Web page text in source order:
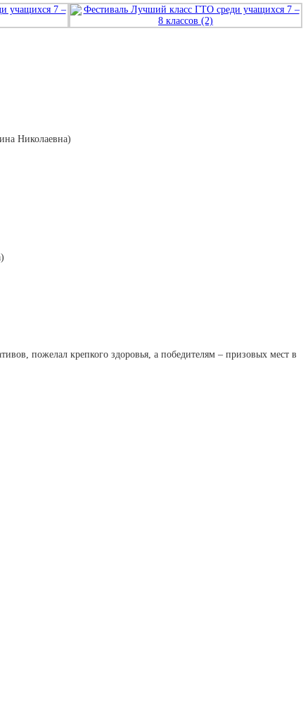
Николаевна)
пожелал крепкого здоровья, а победителям – призовых мест в